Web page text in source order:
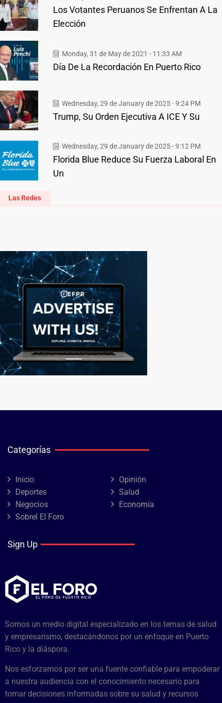
Los Votantes Peruanos Se Enfrentan A La
Elección
Monday, 31 de May de 2021 - 11:33 AM
Día De La Recordación En Puerto Rico
Wednesday, 29 de January de 2025 - 9:24 PM
Trump, Su Orden Ejecutiva A ICE Y Su
Wednesday, 29 de January de 2025 - 9:12 PM
Florida Blue Reduce Su Fuerza Laboral En
Un
Las Redes
Categorías
Inicio
Opinión
Deportes
Salud
Negocios
Economía
Sobrel El Foro
Sign Up
Somos un medio digital especializado en los temas de salud
y empresarismo, destacándonos por un enfoque en Puerto
Rico y la diáspora.
Nos esforzamos por ser una fuente confiable para empoderar
a nuestra audiencia con el conocimiento necesario para
tomar decisiones informadas sobre su salud y recursos